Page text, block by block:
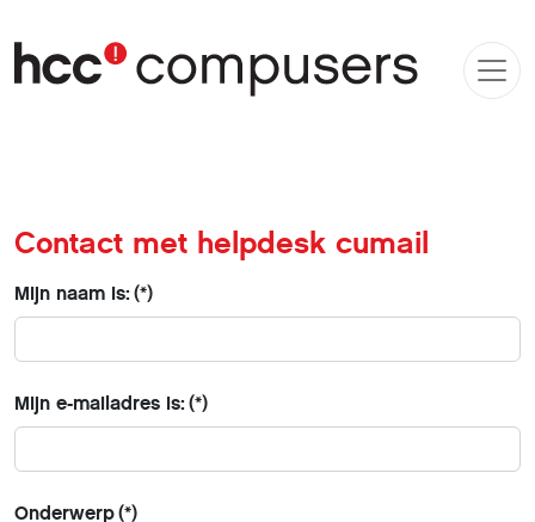
Contact met helpdesk cumail
Mijn naam is:(*)
Mijn e-mailadres is:(*)
Onderwerp(*)